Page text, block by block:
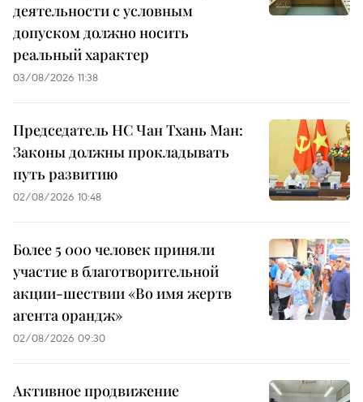
деятельности с условным
допуском должно носить
реальный характер
03/08/2026 11:38
Председатель НС Чан Тхань Ман:
Законы должны прокладывать
путь развитию
02/08/2026 10:48
Более 5 000 человек приняли
участие в благотворительной
акции-шествии «Во имя жертв
агента орандж»
02/08/2026 09:30
Активное продвижение